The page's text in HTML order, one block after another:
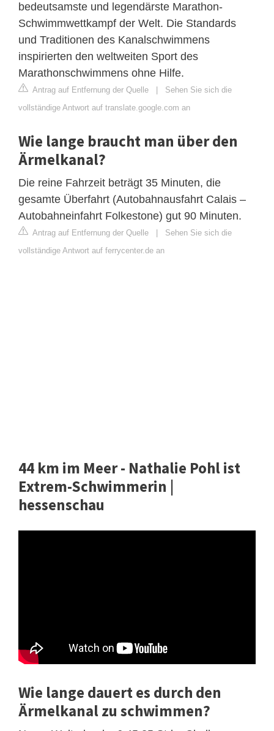
bedeutsamste und legendärste Marathon-
Schwimmwettkampf der Welt. Die Standards
und Traditionen des Kanalschwimmens
inspirierten den weltweiten Sport des
Marathonschwimmens ohne Hilfe.
Antrag auf Entfernung der Quelle
Sehen Sie sich die
vollständige Antwort auf translate.google.com an
Wie lange braucht man über den
Ärmelkanal?
Die reine Fahrzeit beträgt 35 Minuten, die
gesamte Überfahrt (Autobahnausfahrt Calais –
Autobahneinfahrt Folkestone) gut 90 Minuten.
Antrag auf Entfernung der Quelle
Sehen Sie sich die
vollständige Antwort auf ferrycenter.de an
44 km im Meer - Nathalie Pohl ist
Extrem-Schwimmerin |
hessenschau
Wie lange dauert es durch den
Ärmelkanal zu schwimmen?